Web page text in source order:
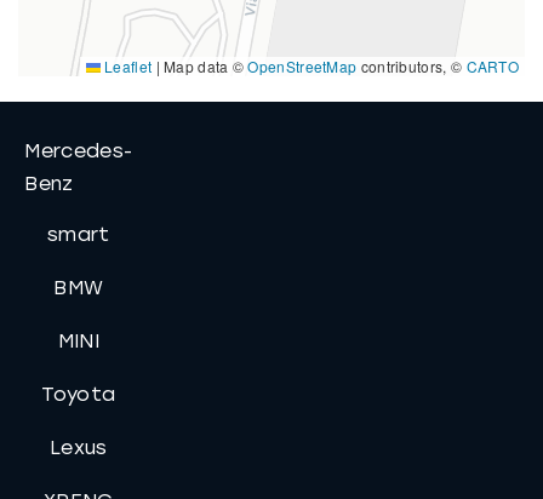
Leaflet | Map data ©OpenStreetMap contributors, © CARTO
Mercedes-
Benz
smart
BMW
MINI
Toyota
Lexus